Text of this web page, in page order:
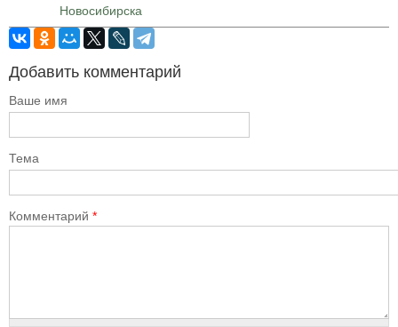
Новосибирска
Добавить комментарий
Ваше имя
Тема
Комментарий *